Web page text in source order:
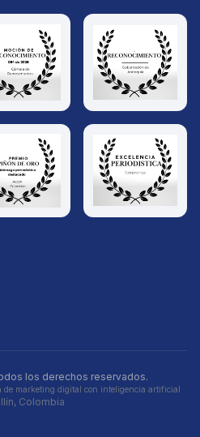
los derechos reservados.
de marketing digital con inteligencia artificial
Colombia